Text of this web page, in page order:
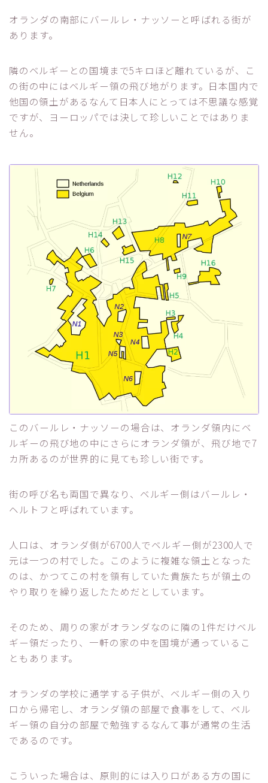
オランダの南部にバールレ・ナッソーと呼ばれる街が
あります。
隣のベルギーとの国境まで5キロほど離れているが、こ
の街の中にはベルギー領の飛び地がります。日本国内で
他国の領土があるなんて日本人にとっては不思議な感覚
ですが、ヨーロッパでは決して珍しいことではありま
せん。
このバールレ・ナッソーの場合は、オランダ領内にベ
ルギーの飛び地の中にさらにオランダ領が、飛び地で7
カ所あるのが世界的に見ても珍しい街です。
街の呼び名も両国で異なり、ベルギー側はバールレ・
ヘルトフと呼ばれています。
人口は、オランダ側が6700人でベルギー側が2300人で
元は一つの村でした。このように複雑な領土となった
のは、かつてこの村を領有していた貴族たちが領土の
やり取りを繰り返したためだとしています。
そのため、周りの家がオランダなのに隣の1件だけベル
ギー領だったり、一軒の家の中を国境が通っているこ
ともあります。
オランダの学校に通学する子供が、ベルギー側の入り
口から帰宅し、オランダ領の部屋で食事をして、ベル
ギー領の自分の部屋で勉強するなんて事が通常の生活
であるのです。
こういった場合は、原則的には入り口がある方の国に